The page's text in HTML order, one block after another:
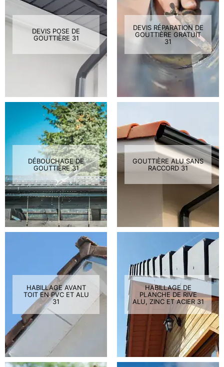
DEVIS POSE DE
GOUTTIÈRE 31
DEVIS RÉPARATION DE
GOUTTIÈRE GRATUIT
31
DÉBOUCHAGE DE
GOUTTIÈRE 31
GOUTTIÈRE ALU SANS
RACCORD 31
HABILLAGE AVANT
TOIT EN PVC ET ALU
31
HABILLAGE DE
PLANCHE DE RIVE
ALU, ZINC ET ACIER 31